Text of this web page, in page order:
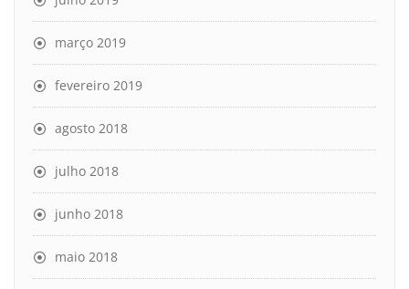
março 2019
fevereiro 2019
agosto 2018
julho 2018
junho 2018
maio 2018